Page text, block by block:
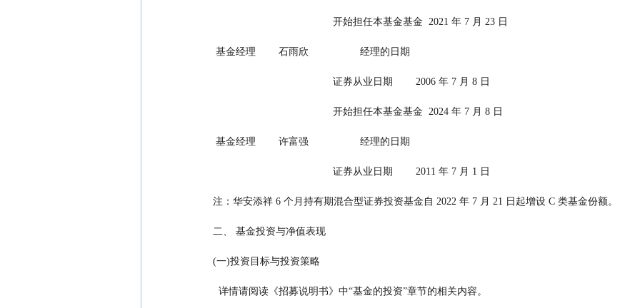
                                          开始担任本基金基金  2021 年 7 月 23 日
基金经理        石雨欣                  经理的日期
                                          证券从业日期        2006 年 7 月 8 日
                                          开始担任本基金基金  2024 年 7 月 8 日
基金经理        许富强                  经理的日期
                                          证券从业日期        2011 年 7 月 1 日
注：华安添祥 6 个月持有期混合型证券投资基金自 2022 年 7 月 21 日起增设 C 类基金份额。
二、 基金投资与净值表现
(一)投资目标与投资策略
  详情请阅读《招募说明书》中“基金的投资”章节的相关内容。